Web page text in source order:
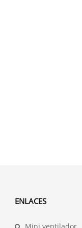
ENLACES